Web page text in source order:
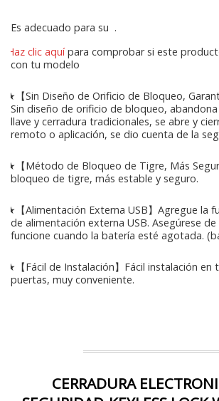
Es adecuado para su .
Haz clic aquípara comprobar si este
con tu modelo
★【Sin Diseño de Orificio de Bloqueo,
Sin diseño de orificio de bloqueo,
llave y cerradura tradicionales, se abre y
remoto o aplicación, se dio cuenta de la
★【Método de Bloqueo de Tigre, Más
bloqueo de tigre, más estable y seguro.
★【Alimentación Externa USB】Agregue la
de alimentación externa USB. Asegúrese
funcione cuando la batería esté agotada.
★【Fácil de Instalación】Fácil instalación
puertas, muy conveniente.
CERRADURA